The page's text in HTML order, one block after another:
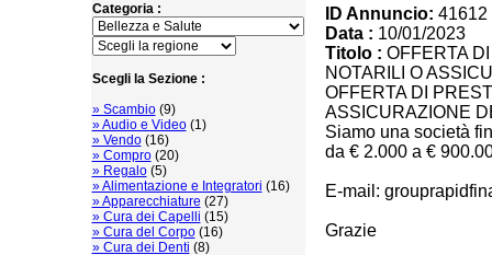
Categoria :
Scegli la Sezione :
» Scambio(9)
» Audio e Video(1)
» Vendo(16)
» Compro(20)
» Regalo(5)
» Alimentazione e Integratori (16)
» Apparecchiature (27)
» Cura dei Capelli (15)
» Cura del Corpo(16)
» Cura dei Denti (8)
ID Annuncio: 41612
Data : 10/01/2023
Titolo : OFFERTA
NOTARILI O
OFFERTA DI
ASSICURAZIONE
Siamo una società
da € 2.000 a €
E-mail:
Grazie